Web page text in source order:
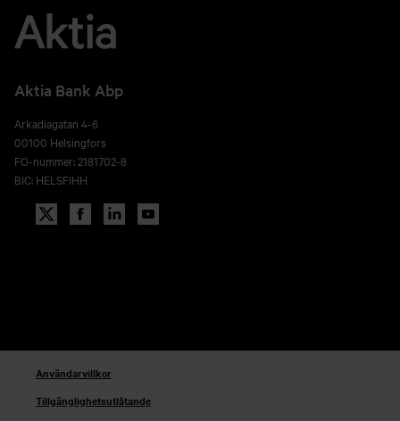
Aktia Bank Abp
Arkadiagatan 4-6
00100 Helsingfors
FO-nummer: 2181702-8
BIC: HELSFIHH
Användarvillkor
Tillgänglighetsutlåtande